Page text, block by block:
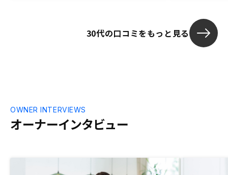
30代の口コミをもっと見る
オーナーインタビュー
OWNER INTERVIEWS